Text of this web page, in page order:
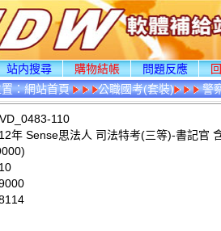
站内搜尋 購物結帳 問題反應
：網站首頁 公職國考(套裝) 警
110
年 Sense思法人 司法特考(三等)-書記官